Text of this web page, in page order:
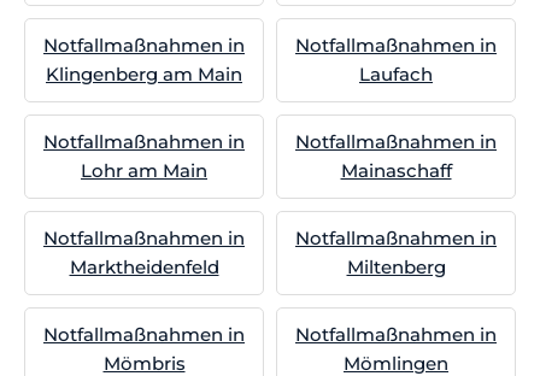
Notfallmaßnahmen in
Klingenberg am Main
Notfallmaßnahmen in
Laufach
Notfallmaßnahmen in
Lohr am Main
Notfallmaßnahmen in
Mainaschaff
Notfallmaßnahmen in
Marktheidenfeld
Notfallmaßnahmen in
Miltenberg
Notfallmaßnahmen in
Mömbris
Notfallmaßnahmen in
Mömlingen